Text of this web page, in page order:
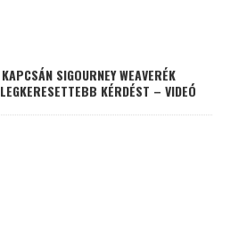
SIGOURNEY WEAVERÉK
KÉRDÉST – VIDEÓ